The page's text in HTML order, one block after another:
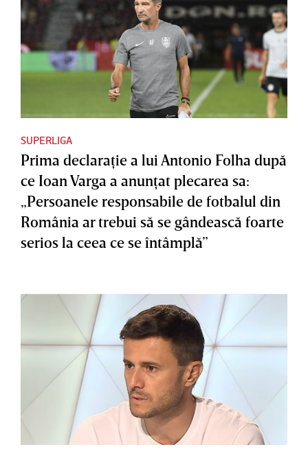
SUPERLIGA
Prima declaraţie a lui Antonio Folha după
ce Ioan Varga a anunţat plecarea sa:
„Persoanele responsabile de fotbalul din
România ar trebui să se gândească foarte
serios la ceea ce se întâmplă”